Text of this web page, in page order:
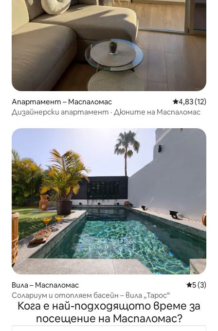
Апартамент – Маспаломас Средна
4,83 (12)
Дизайнерски апартамент · Дюните на Маспаломас
Вила – Маспаломас Средна
5 (3)
Солариум и отопляем басейн – вила „Тарос“
Кога е най-подходящото време за
посещение на Маспаломас?